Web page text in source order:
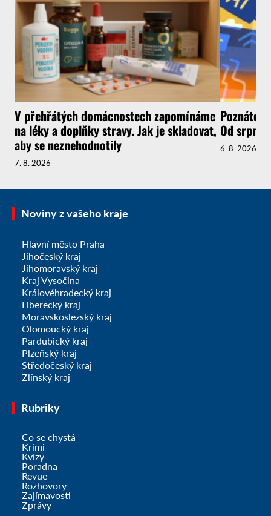
V přehřátých domácnostech zapomínáme
na léky a doplňky stravy. Jak je skladovat,
aby se neznehodnotily
7. 8. 2026
Poznáte,
Od srpna
6. 8. 2026
Noviny z vašeho kraje
Hlavní město Praha
Jihočeský kraj
Jihomoravský kraj
Kraj Vysočina
Královéhradecký kraj
Liberecký kraj
Moravskoslezský kraj
Olomoucký kraj
Pardubický kraj
Plzeňský kraj
Středočeský kraj
Zlínský kraj
Rubriky
Co se chystá
Krimi
Kvízy
Poradna
Revue
Rozhovory
Zajímavosti
Zprávy